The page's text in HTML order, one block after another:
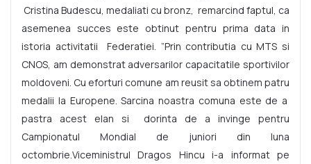
Cristina Budescu, medaliati cu bronz, remarcind faptul, ca
asemenea succes este obtinut pentru prima data in
istoria activitatii Federatiei. ”Prin contributia cu MTS si
CNOS, am demonstrat adversarilor capacitatile sportivilor
moldoveni. Cu eforturi comune am reusit sa obtinem patru
medalii la Europene. Sarcina noastra comuna este de a
pastra acest elan si dorinta de a invinge pentru
Campionatul Mondial de juniori din luna
octombrie.Viceministrul Dragos Hincu i-a informat pe